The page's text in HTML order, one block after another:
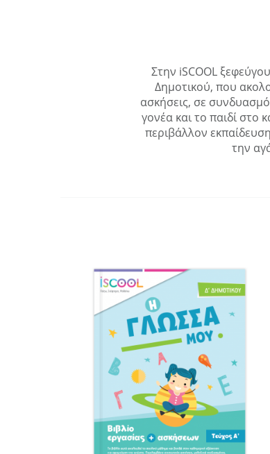
Στην iSCOOL
Δημοτικού, που
ασκήσεις, σε
γονέα και το παιδί στο
περιβάλλον
την